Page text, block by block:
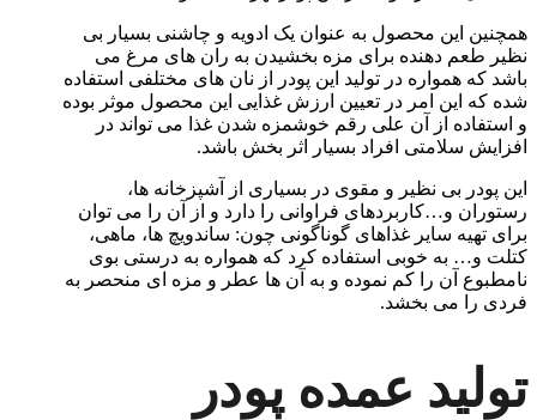
همچنین این محصول به عنوان یک ادویه و چاشنی بسیار بی
نظیر طعم دهنده برای مزه بخشیدن به ران های مرغ می
باشد که همواره در تولید این پودر از نان های مختلفی استفاده
شده که این امر در تعیین ارزش غذایی این محصول موثر بوده
و استفاده از آن علی رقم خوشمزه شدن غذا می تواند در
افزایش سلامتی افراد بسیار اثر بخش باشد.
این پودر بی نظیر و مقوی در بسیاری از آشپزخانه ها،
رستوران و…کاربردهای فراوانی را دارد و از آن را می توان
برای تهیه سایر غذاهای گوناگونی چون: ساندویچ ها، ماهی،
کتلت و… به خوبی استفاده کرد که همواره به درستی بوی
نامطبوع آن را کم نموده و به آن ها عطر و مزه ای منحصر به
فردی را می بخشد.
تولید عمده پودر